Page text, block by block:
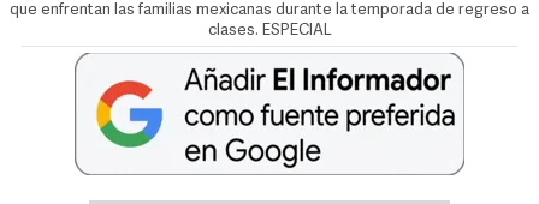
que enfrentan las familias mexicanas durante la temporada de regreso a
clases. ESPECIAL